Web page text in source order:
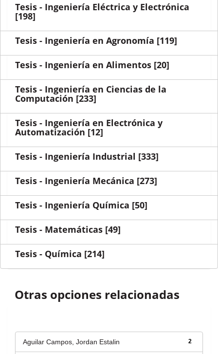
Tesis - Ingeniería Eléctrica y Electrónica
[198]
Tesis - Ingeniería en Agronomía [119]
Tesis - Ingeniería en Alimentos [20]
Tesis - Ingeniería en Ciencias de la
Computación [233]
Tesis - Ingeniería en Electrónica y
Automatización [12]
Tesis - Ingeniería Industrial [333]
Tesis - Ingeniería Mecánica [273]
Tesis - Ingeniería Química [50]
Tesis - Matemáticas [49]
Tesis - Química [214]
Otras opciones relacionadas
2
Aguilar Campos, Jordan Estalin